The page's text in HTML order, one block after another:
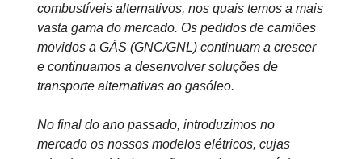
combustíveis alternativos, nos quais temos a mais
vasta gama do mercado. Os pedidos de camiões
movidos a GÁS (GNC/GNL) continuam a crescer
e continuamos a desenvolver soluções de
transporte alternativas ao gasóleo.
No final do ano passado, introduzimos no
mercado os nossos modelos elétricos, cujas